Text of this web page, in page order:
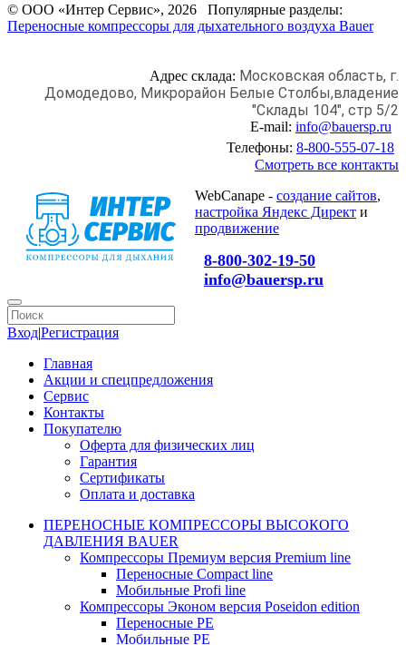
© ООО «Интер Сервис», 2026 Популярные разделы:
Переносные компрессоры для дыхательного воздуха Bauer
Адрес склада: Московская область, г.
Домодедово, Микрорайон Белые Столбы,владение
"Склады 104", стр 5/2
E-mail: info@bauersp.ru
Телефоны: 8-800-555-07-18
Смотреть все контакты
WebCanape - создание сайтов,
настройка Яндекс Директ и
продвижение
8-800-302-19-50
info@bauersp.ru
Вход|Регистрация
Главная
Акции и спецпредложения
Сервис
Контакты
Покупателю
Оферта для физических лиц
Гарантия
Сертификаты
Оплата и доставка
ПЕРЕНОСНЫЕ КОМПРЕССОРЫ ВЫСОКОГО
ДАВЛЕНИЯ BAUER
Компрессоры Премиум версия Premium line
Переносные Compact line
Мобильные Profi line
Компрессоры Эконом версия Poseidon edition
Переносные PE
Мобильные PE